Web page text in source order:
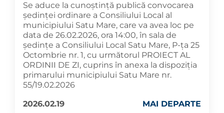
Se aduce la cunoștință publică convocarea
ședinței ordinare a Consiliului Local al
municipiului Satu Mare, care va avea loc pe
data de 26.02.2026, ora 14:00, în sala de
ședințe a Consiliului Local Satu Mare, P-ța 25
Octombrie nr. 1, cu următorul PROIECT AL
ORDINII DE ZI, cuprins în anexa la dispoziția
primarului municipiului Satu Mare nr.
55/19.02.2026
2026.02.19
MAI DEPARTE